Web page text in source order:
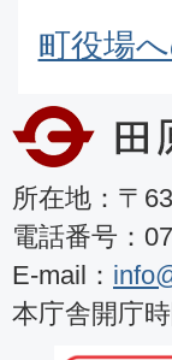
町役場
所在地：〒
電話番号：
E-mail：
本庁舎開庁